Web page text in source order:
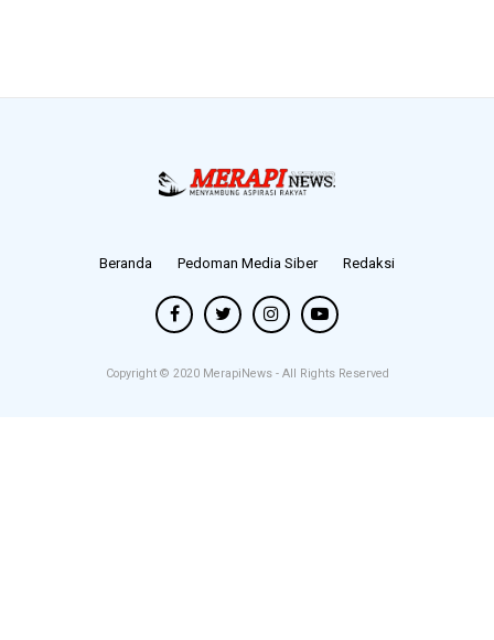
Beranda Pedoman Media Siber Redaksi
Copyright © 2020 MerapiNews - All Rights Reserved